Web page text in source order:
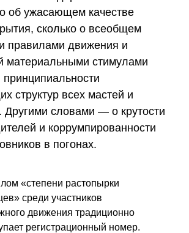
об ужасающем качестве
сколько о всеобщем
правилами движения и
материальными стимулами
принципиальности
структур всех мастей и
Другими словами — о крутости
и коррумпированности
в погонах.
«степени растопырки
среди участников
движения традиционно
регистрационный номер.